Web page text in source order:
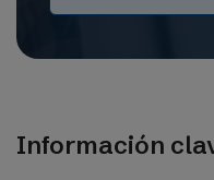
Información